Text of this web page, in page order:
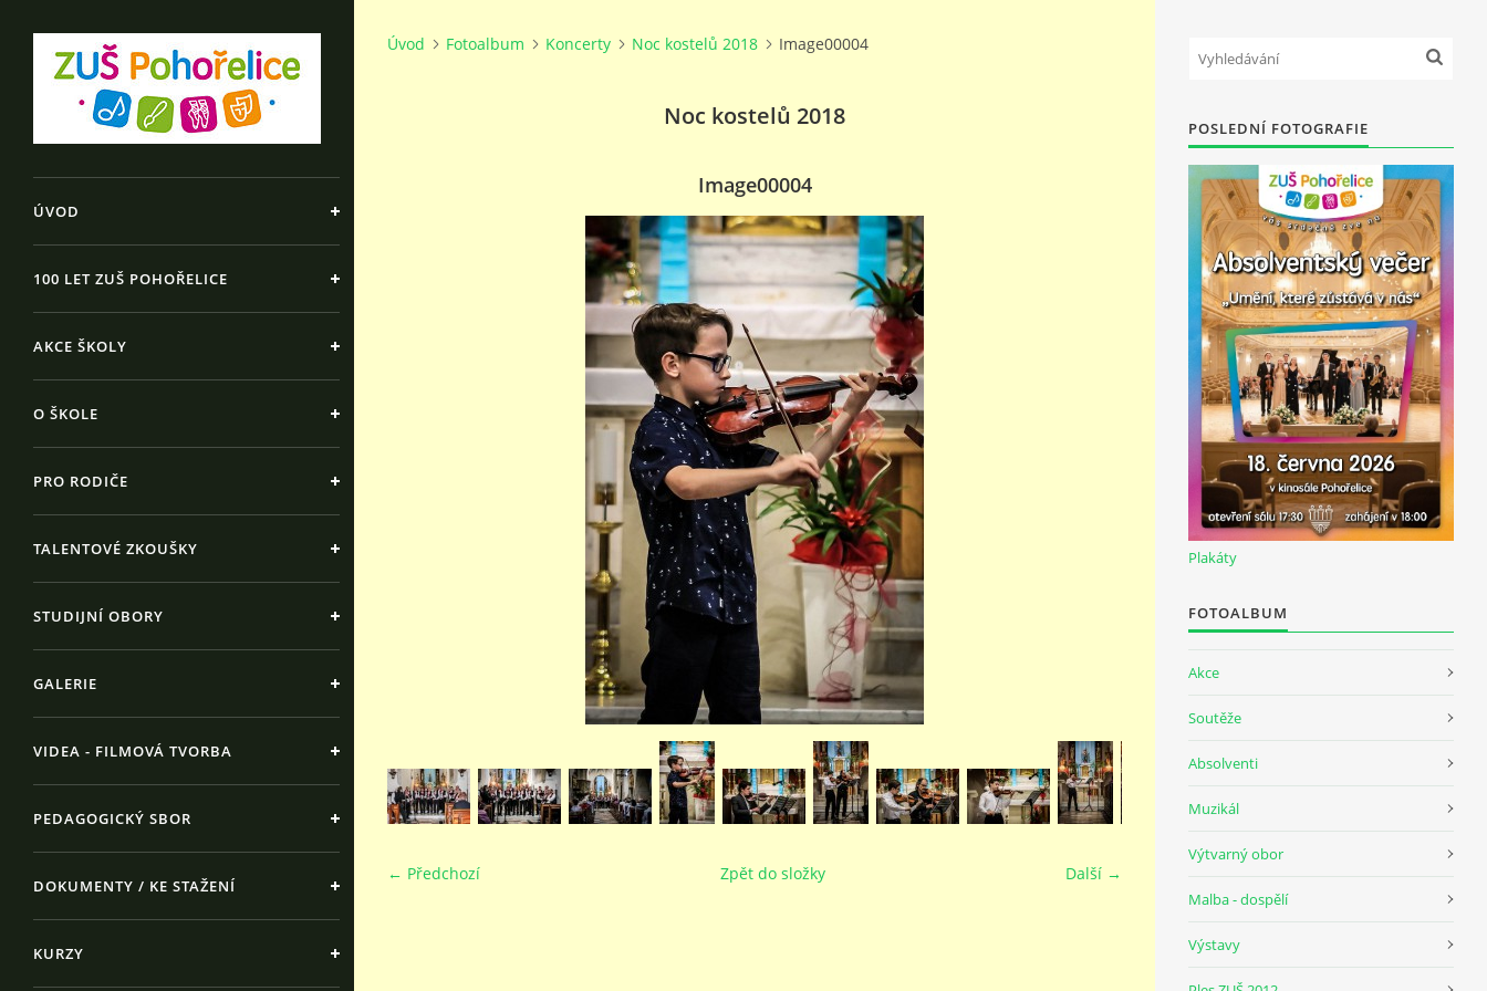
ÚVOD
100 LET ZUŠ POHOŘELICE
AKCE ŠKOLY
O ŠKOLE
PRO RODIČE
TALENTOVÉ ZKOUŠKY
STUDIJNÍ OBORY
GALERIE
VIDEA - FILMOVÁ TVORBA
PEDAGOGICKÝ SBOR
DOKUMENTY / KE STAŽENÍ
KURZY
Úvod Fotoalbum Koncerty Noc kostelů 2018 Image00004
Noc kostelů 2018
Image00004
← Předchozí Další →
Zpět do složky
POSLEDNÍ FOTOGRAFIE
Plakáty
FOTOALBUM
Akce
Soutěže
Absolventi
Muzikál
Výtvarný obor
Malba - dospělí
Výstavy